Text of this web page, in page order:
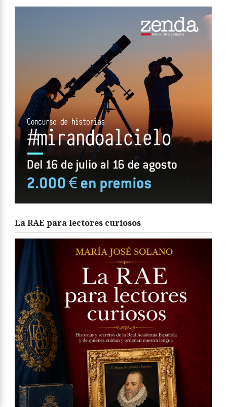
La RAE para lectores curiosos